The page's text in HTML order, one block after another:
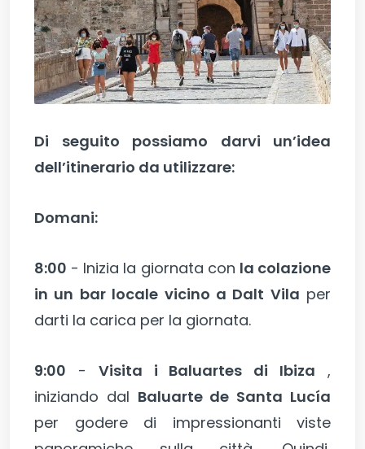
Di seguito possiamo darvi un’idea
dell’itinerario da utilizzare:
Domani:
8:00 - Inizia la giornata con la colazione
in un bar locale vicino a Dalt Vila per
darti la carica per la giornata.
9:00 - Visita i Baluartes di Ibiza ,
iniziando dal Baluarte de Santa Lucía
per godere di impressionanti viste